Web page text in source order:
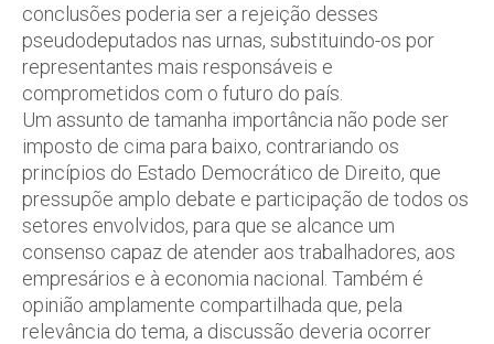
conclusões poderia ser a rejeição desses
pseudodeputados nas urnas, substituindo-os por
representantes mais responsáveis e
comprometidos com o futuro do país.
Um assunto de tamanha importância não pode ser
imposto de cima para baixo, contrariando os
princípios do Estado Democrático de Direito, que
pressupõe amplo debate e participação de todos os
setores envolvidos, para que se alcance um
consenso capaz de atender aos trabalhadores, aos
empresários e à economia nacional. Também é
opinião amplamente compartilhada que, pela
relevância do tema, a discussão deveria ocorrer